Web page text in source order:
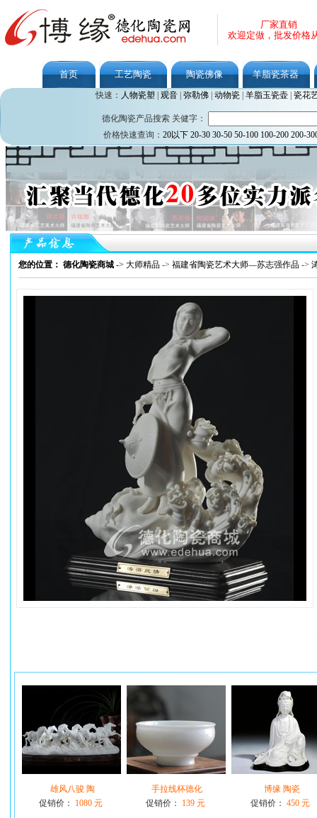
厂家直销
欢迎定做，批发价格
首页 工艺陶瓷 陶瓷佛像 羊脂瓷茶器
快速： 人物瓷塑 观音| 弥勒佛| 动物瓷| 羊脂玉瓷壶| 瓷花
德化陶瓷产品搜索 关健字：
价格快速查询： 20以下 20-30 30-50 50-100 100-200 200-
您的位置： 德化陶瓷商城 -> 大师精品 -> 福建省陶瓷艺术大师—苏志强作品 ->
雄风八骏 陶
促销价：
1080 元
手拉线杯德化
促销价：
139 元
博缘 陶瓷
促销价： 450 元